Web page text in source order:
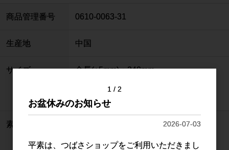
商品管理番号 0610-0063-31
生産地 中国
サイズ
全長(±5mm)：240mm
手の平幅：100mm
素材
塩化ビニール、ニトリルゴム (可塑剤：
1 2
お盆休みのお知らせ
2026-07-03
平素は、つばさショップをご利用いただきまし